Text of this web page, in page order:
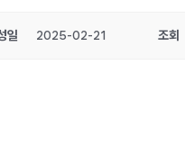
일 2025-02-21 조회